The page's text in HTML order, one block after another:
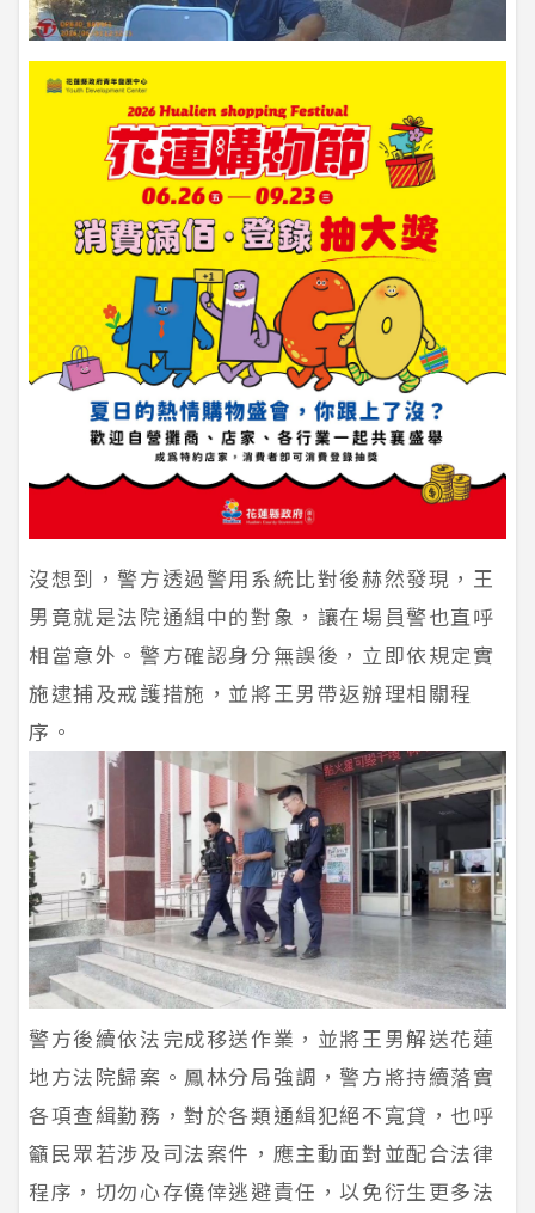
沒想到，警方透過警用系統比對後赫然發現，王
男竟就是法院通緝中的對象，讓在場員警也直呼
相當意外。警方確認身分無誤後，立即依規定實
施逮捕及戒護措施，並將王男帶返辦理相關程
序。
警方後續依法完成移送作業，並將王男解送花蓮
地方法院歸案。鳳林分局強調，警方將持續落實
各項查緝勤務，對於各類通緝犯絕不寬貸，也呼
籲民眾若涉及司法案件，應主動面對並配合法律
程序，切勿心存僥倖逃避責任，以免衍生更多法